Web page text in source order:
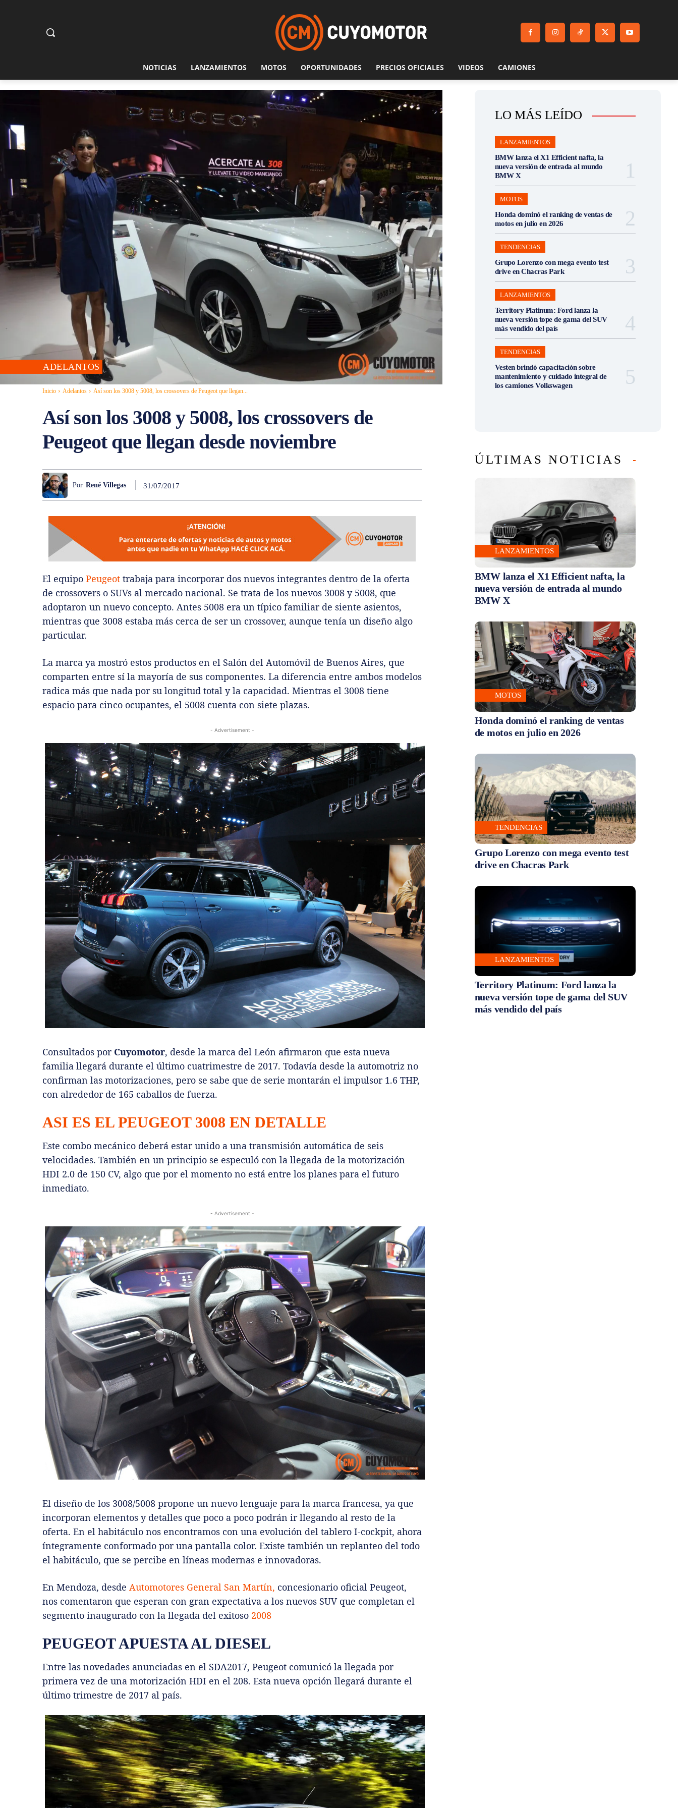
NOTICIAS LANZAMIENTOS MOTOS OPORTUNIDADES PRECIOS OFICIALES VIDEOS CAMIONES
ADELANTOS
Inicio Adelantos Así son los 3008 y 5008, los crossovers de Peugeot que llegan...
Así son los 3008 y 5008, los crossovers de
Peugeot que llegan desde noviembre
Por René Villegas 31/07/2017
El equipo Peugeot trabaja para incorporar dos nuevos integrantes dentro de la oferta
de crossovers o SUVs al mercado nacional. Se trata de los nuevos 3008 y 5008, que
adoptaron un nuevo concepto. Antes 5008 era un típico familiar de siente asientos,
mientras que 3008 estaba más cerca de ser un crossover, aunque tenía un diseño algo
particular.
La marca ya mostró estos productos en el Salón del Automóvil de Buenos Aires, que
comparten entre sí la mayoría de sus componentes. La diferencia entre ambos modelos
radica más que nada por su longitud total y la capacidad. Mientras el 3008 tiene
espacio para cinco ocupantes, el 5008 cuenta con siete plazas.
- Advertisement -
Consultados porCuyomotor, desde la marca del León afirmaron que esta nueva
familia llegará durante el último cuatrimestre de 2017. Todavía desde la automotriz no
confirman las motorizaciones, pero se sabe que de serie montarán el impulsor 1.6 THP,
con alrededor de 165 caballos de fuerza.
ASI ES EL PEUGEOT 3008 EN DETALLE
Este combo mecánico deberá estar unido a una transmisión automática de seis
velocidades. También en un principio se especuló con la llegada de la motorización
HDI 2.0 de 150 CV, algo que por el momento no está entre los planes para el futuro
inmediato.
- Advertisement -
El diseño de los 3008/5008 propone un nuevo lenguaje para la marca francesa, ya que
incorporan elementos y detalles que poco a poco podrán ir llegando al resto de la
oferta. En el habitáculo nos encontramos con una evolución del tablero I-cockpit, ahora
íntegramente conformado por una pantalla color. Existe también un replanteo del todo
el habitáculo, que se percibe en líneas modernas e innovadoras.
En Mendoza, desde Automotores General San Martín, concesionario oficial Peugeot,
nos comentaron que esperan con gran expectativa a los nuevos SUV que completan el
segmento inaugurado con la llegada del exitoso 2008
PEUGEOT APUESTA AL DIESEL
Entre las novedades anunciadas en el SDA2017, Peugeot comunicó la llegada por
primera vez de una motorización HDI en el 208. Esta nueva opción llegará durante el
último trimestre de 2017 al país.
LO MÁS LEÍDO
LANZAMIENTOS
BMW lanza el X1 Efficient nafta, la
nueva versión de entrada al mundo
BMW X
MOTOS
Honda dominó el ranking de ventas de
motos en julio en 2026
TENDENCIAS
Grupo Lorenzo con mega evento test
drive en Chacras Park
LANZAMIENTOS
Territory Platinum: Ford lanza la
nueva versión tope de gama del SUV
más vendido del país
TENDENCIAS
Vesten brindó capacitación sobre
mantenimiento y cuidado integral de
los camiones Volkswagen
ÚLTIMAS NOTICIAS
LANZAMIENTOS
BMW lanza el X1 Efficient nafta, la
nueva versión de entrada al mundo
BMW X
MOTOS
Honda dominó el ranking de ventas
de motos en julio en 2026
TENDENCIAS
Grupo Lorenzo con mega evento test
drive en Chacras Park
LANZAMIENTOS
Territory Platinum: Ford lanza la
nueva versión tope de gama del SUV
más vendido del país